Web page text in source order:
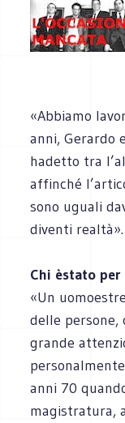
«Abbiamo
anni, Gerardo
hadetto tra
affinché
sono uguali
diventi realtà».
Chi èstato per
«Un
delle persone,
grande
anni 70
magistratura,